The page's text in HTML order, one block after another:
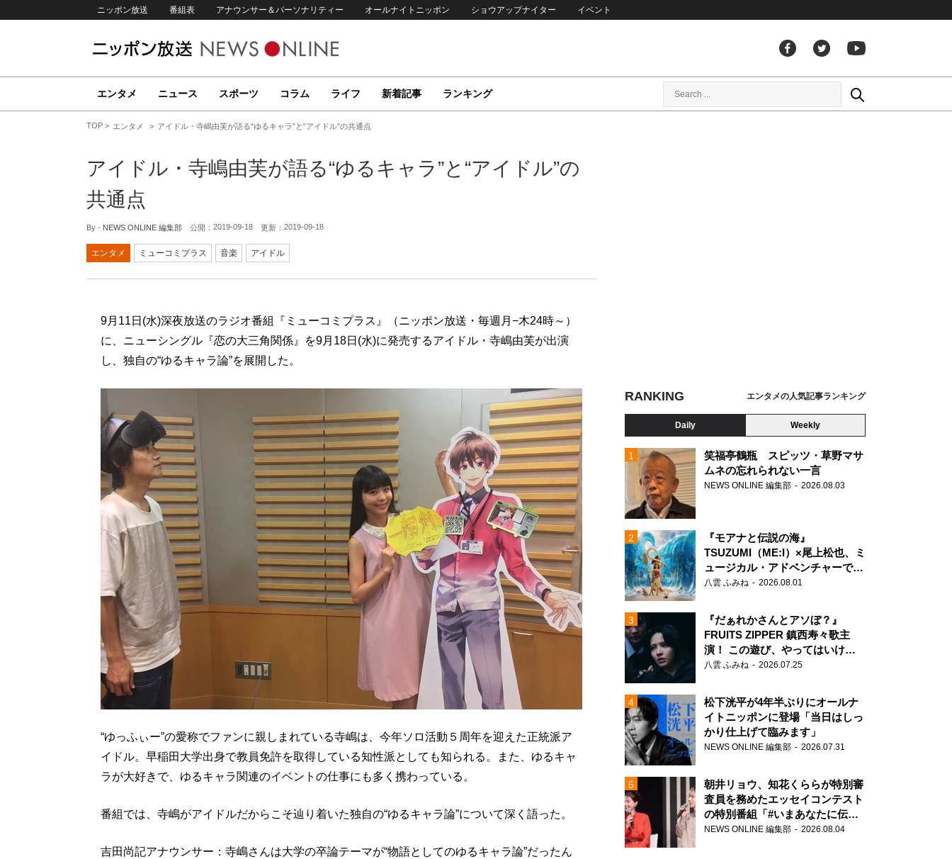
ニッポン放送 番組表 アナウンサー＆パーソナリティー オールナイトニッポン ショウアップナイター イベント
エンタメ ニュース スポーツ コラム ライフ 新着記事 ランキング
TOP エンタメ アイドル・寺嶋由芙が語る“ゆるキャラ”と“アイドル”の共通点
アイドル・寺嶋由芙が語る“ゆるキャラ”と“アイドル”の
共通点
By - NEWS ONLINE 編集部 公開： 2019-09-18 更新： 2019-09-18
エンタメ ミューコミプラス 音楽 アイドル
9月11日(水)深夜放送のラジオ番組『ミューコミプラス』（ニッポン放送・毎週月−木24時～）
に、ニューシングル『恋の大三角関係』を9月18日(水)に発売するアイドル・寺嶋由芙が出演
し、独自の“ゆるキャラ論”を展開した。
“ゆっふぃー”の愛称でファンに親しまれている寺嶋は、今年ソロ活動５周年を迎えた正統派ア
イドル。早稲田大学出身で教員免許を取得している知性派としても知られる。また、ゆるキャ
ラが大好きで、ゆるキャラ関連のイベントの仕事にも多く携わっている。
番組では、寺嶋がアイドルだからこそ辿り着いた独自の“ゆるキャラ論”について深く語った。
吉田尚記アナウンサー：寺嶋さんは大学の卒論テーマが“物語としてのゆるキャラ論”だったん
RANKING エンタメの人気記事ランキング
Daily Weekly
笑福亭鶴瓶 スピッツ・草野マサ
ムネの忘れられない一言
NEWS ONLINE 編集部 2026.08.03
『モアナと伝説の海』
TSUZUMI（ME:I）×尾上松也、ミ
ュージカル・アドベンチャーで美
声を響かせる
八雲 ふみね 2026.08.01
『だぁれかさんとアソぼ？』
FRUITS ZIPPER 鎮西寿々歌主
演！ この遊び、やってはいけま
せん。
八雲 ふみね 2026.07.25
松下洸平が4年半ぶりにオールナ
イトニッポンに登場「当日はしっ
かり仕上げて臨みます」
NEWS ONLINE 編集部 2026.07.31
朝井リョウ、知花くららが特別審
査員を務めたエッセイコンテスト
の特別番組「#いまあなたに伝え
たいこと」
NEWS ONLINE 編集部 2026.08.04